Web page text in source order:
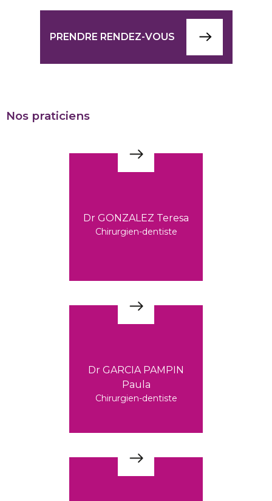
PRENDRE RENDEZ-VOUS
Nos praticiens
Dr GONZALEZ Teresa
Chirurgien-dentiste
Dr GARCIA PAMPIN
Paula
Chirurgien-dentiste